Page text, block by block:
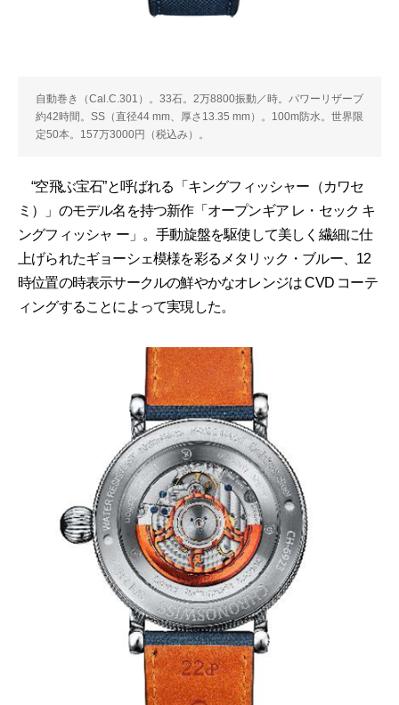
自動巻き（Cal.C.301）。33石。2万8800振動／時。パワーリザーブ
約42時間。SS（直径44 mm、厚さ13.35 mm）。100m防水。世界限
定50本。157万3000円（税込み）。
“空飛ぶ宝石”と呼ばれる「キングフィッシャー（カワセ
ミ）」のモデル名を持つ新作「オープンギア レ・セック キ
ングフィッシャ ー」。手動旋盤を駆使して美しく繊細に仕
上げられたギョーシェ模様を彩るメタリック・ブルー、12
時位置の時表示サークルの鮮やかなオレンジは CVD コーテ
ィングすることによって実現した。